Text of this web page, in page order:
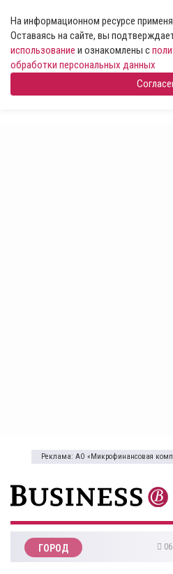
На информационном ресурсе
Оставаясь на сайте, вы
использование и ознакомлены с
обработки персональных данных
Реклама: АО «Микрофинансовая
ГОРОД